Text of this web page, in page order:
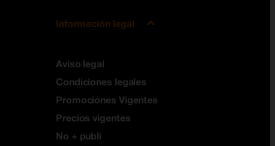
Información legal
Aviso legal
Condiciones legales
Promociones Vigentes
Precios vigentes
No + publi